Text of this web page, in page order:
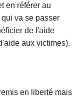
en référer au
va se passer
de l'aide
aux victimes).
en liberté mais